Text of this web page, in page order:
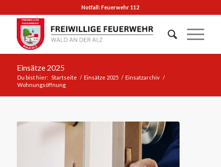
Notfall: Feuerwehr 112
Einsätze 2025
Du bist hier: Startseite / Einsätze 2025 / Einsatzarchiv /
Wohnungsöffnung